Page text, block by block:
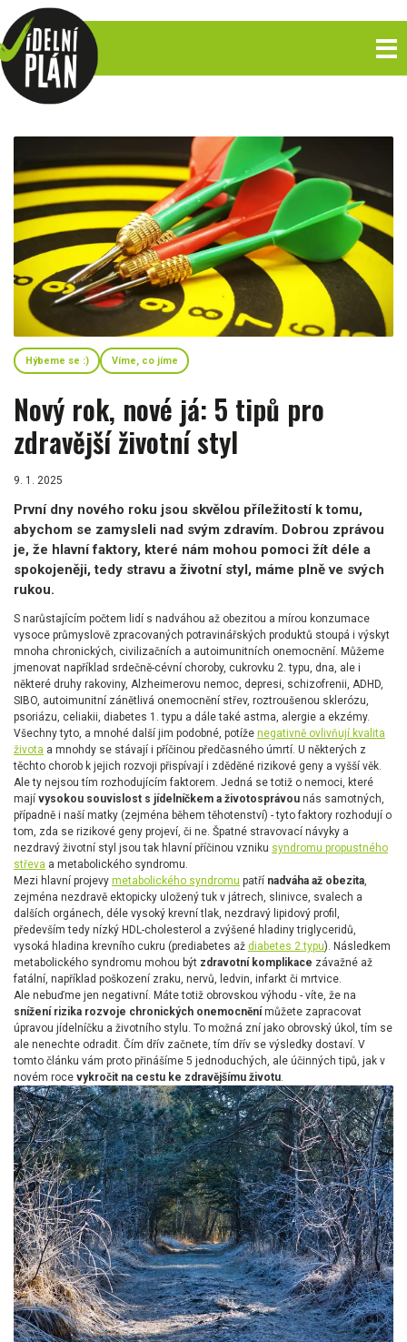
Hýbeme se :) Víme, co jíme
Nový rok, nové já: 5 tipů pro
zdravější životní styl
9. 1. 2025
První dny nového roku jsou skvělou příležitostí k tomu,
abychom se zamysleli nad svým zdravím. Dobrou zprávou
je, že hlavní faktory, které nám mohou pomoci žít déle a
spokojeněji, tedy stravu a životní styl, máme plně ve svých
rukou.
S narůstajícím počtem lidí s nadváhou až obezitou a mírou konzumace
vysoce průmyslově zpracovaných potravinářských produktů stoupá i výskyt
mnoha chronických, civilizačních a autoimunitních onemocnění. Můžeme
jmenovat například srdečně-cévní choroby, cukrovku 2. typu, dna, ale i
některé druhy rakoviny, Alzheimerovu nemoc, depresi, schizofrenii, ADHD,
SIBO, autoimunitní zánětlivá onemocnění střev, roztroušenou sklerózu,
psoriázu, celiakii, diabetes 1. typu a dále také astma, alergie a ekzémy.
Všechny tyto, a mnohé další jim podobné, potíže negativně ovlivňují kvalita
života a mnohdy se stávají i příčinou předčasného úmrtí. U některých z
těchto chorob k jejich rozvoji přispívají i zděděné rizikové geny a vyšší věk.
Ale ty nejsou tím rozhodujícím faktorem. Jedná se totiž o nemoci, které
mají vysokou souvislost s jídelníčkem a životosprávou nás samotných,
případně i naší matky (zejména během těhotenství) - tyto faktory rozhodují o
tom, zda se rizikové geny projeví, či ne. Špatné stravovací návyky a
nezdravý životní styl jsou tak hlavní příčinou vzniku syndromu propustného
střeva a metabolického syndromu.
Mezi hlavní projevy metabolického syndromu patří nadváha až obezita,
zejména nezdravě ektopicky uložený tuk v játrech, slinivce, svalech a
dalších orgánech, déle vysoký krevní tlak, nezdravý lipidový profil,
především tedy nízký HDL-cholesterol a zvýšené hladiny triglyceridů,
vysoká hladina krevního cukru (prediabetes až diabetes 2.typu). Následkem
metabolického syndromu mohou být zdravotní komplikace závažné až
fatální, například poškození zraku, nervů, ledvin, infarkt či mrtvice.
Ale nebuďme jen negativní. Máte totiž obrovskou výhodu - víte, že na
snížení rizika rozvoje chronických onemocnění můžete zapracovat
úpravou jídelníčku a životního stylu. To možná zní jako obrovský úkol, tím se
ale nenechte odradit. Čím dřív začnete, tím dřív se výsledky dostaví. V
tomto článku vám proto přinášíme 5 jednoduchých, ale účinných tipů, jak v
novém roce vykročit na cestu ke zdravějšímu životu.